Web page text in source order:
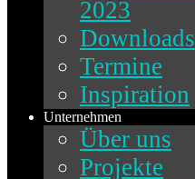
2023
Downloads
Termine
Inspiration
Unternehmen
Über uns
Projekte